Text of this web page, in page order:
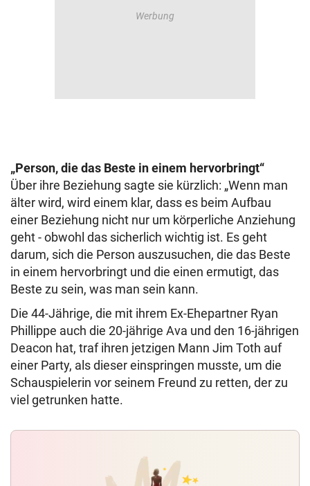
„Person, die das Beste in einem hervorbringt“
Über ihre Beziehung sagte sie kürzlich: „Wenn man
älter wird, wird einem klar, dass es beim Aufbau
einer Beziehung nicht nur um körperliche Anziehung
geht - obwohl das sicherlich wichtig ist. Es geht
darum, sich die Person auszusuchen, die das Beste
in einem hervorbringt und die einen ermutigt, das
Beste zu sein, was man sein kann.
Die 44-Jährige, die mit ihrem Ex-Ehepartner Ryan
Phillippe auch die 20-jährige Ava und den 16-jährigen
Deacon hat, traf ihren jetzigen Mann Jim Toth auf
einer Party, als dieser einspringen musste, um die
Schauspielerin vor seinem Freund zu retten, der zu
viel getrunken hatte.